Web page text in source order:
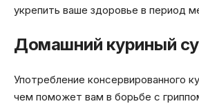
укрепить ваше здоровье в период
Домашний куриный
Употребление консервированного
чем поможет вам в борьбе с